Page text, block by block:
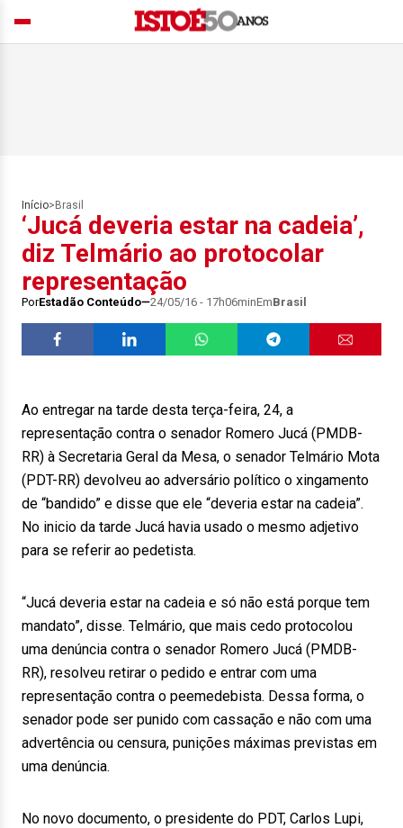
Início> Brasil
‘Jucá deveria estar na cadeia’,
diz Telmário ao protocolar
representação
PorEstadão Conteúdo 24/05/16 - 17h06minEmBrasil
Ao entregar na tarde desta terça-feira, 24, a
representação contra o senador Romero Jucá (PMDB-
RR) à Secretaria Geral da Mesa, o senador Telmário Mota
(PDT-RR) devolveu ao adversário político o xingamento
de “bandido” e disse que ele “deveria estar na cadeia”.
No inicio da tarde Jucá havia usado o mesmo adjetivo
para se referir ao pedetista.
“Jucá deveria estar na cadeia e só não está porque tem
mandato”, disse. Telmário, que mais cedo protocolou
uma denúncia contra o senador Romero Jucá (PMDB-
RR), resolveu retirar o pedido e entrar com uma
representação contra o peemedebista. Dessa forma, o
senador pode ser punido com cassação e não com uma
advertência ou censura, punições máximas previstas em
uma denúncia.
No novo documento, o presidente do PDT, Carlos Lupi,